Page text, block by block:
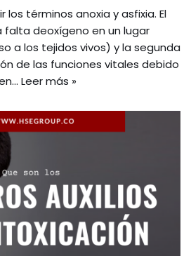
los términos anoxia y asfixia. El
falta deoxígeno en un lugar
a los tejidos vivos) y la segunda
de las funciones vitales debido
Leer más »